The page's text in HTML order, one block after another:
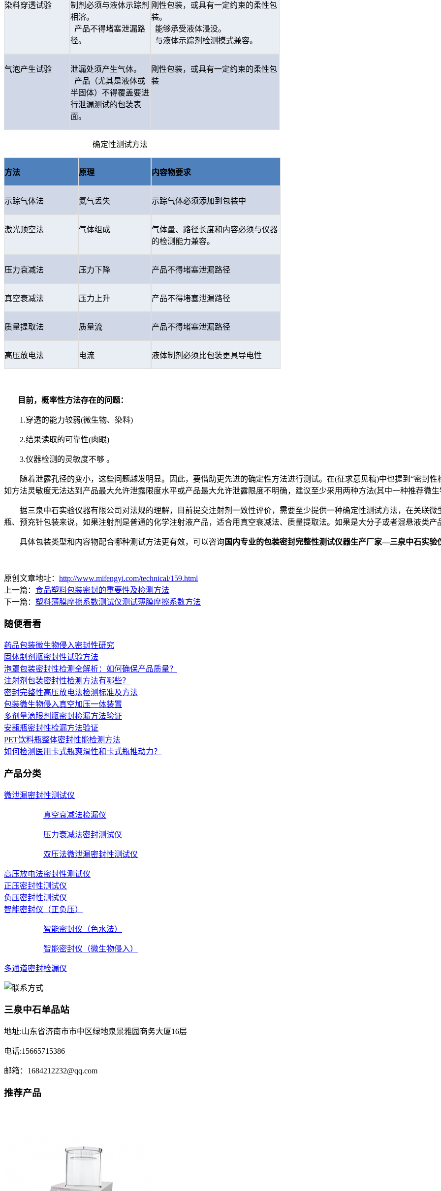
染料穿透试验
制剂必须与液体示踪剂
相溶。
产品不得堵塞泄漏路
径。
刚性包装，或具有一定约束的柔性包
装。
能够承受液体浸没。
与液体示踪剂检测模式兼容。
气泡产生试验
泄漏处须产生气体。
产品（尤其是液体或
半固体）不得覆盖要进
行泄漏测试的包装表
面。
刚性包装，或具有一定约束的柔性包
装
确定性测试方法
方法 原理 内容物要求
示踪气体法 氦气丢失 示踪气体必须添加到包装中
激光顶空法 气体组成
气体量、路径长度和内容必须与仪器
的检测能力兼容。
压力衰减法 压力下降 产品不得堵塞泄漏路径
真空衰减法 压力上升 产品不得堵塞泄漏路径
质量提取法 质量流 产品不得堵塞泄漏路径
高压放电法 电流 液体制剂必须比包装更具导电性
目前，概率性方法存在的问题：
1.穿透的能力较弱(微生物、染料)
2.结果读取的可靠性(肉眼)
3.仪器检测的灵敏度不够 。
随着泄露孔径的变小，这些问题越发明显。因此，要借助更先进的确定性方法进行测试。在(征求意见稿)中也提到“密封性
如方法灵敏度无法达到产品最大允许泄露限度水平或产品最大允许泄露限度不明确，建议至少采用两种方法(其中一种推荐微生
据三泉中石实验仪器有限公司对法规的理解，目前提交注射剂一致性评价，需要至少提供一种确定性测试方法，在关联微
瓶、预充针包装来说，如果注射剂是普通的化学注射液产品，适合用真空衰减法、质量提取法。如果是大分子或者混悬液类产
具体包装类型和内容物配合哪种测试方法更有效，可以咨询 国内专业的包装密封完整性测试仪器生产厂家—三泉中石实验
原创文章地址： http://www.mifengyi.com/technical/159.html
上一篇： 食品塑料包装密封的重要性及检测方法
下一篇： 塑料薄膜摩擦系数测试仪测试薄膜摩擦系数方法
随便看看
药品包装微生物侵入密封性研究
固体制剂瓶密封性试验方法
泡罩包装密封性检测全解析：如何确保产品质量？
注射剂包装密封性检测方法有哪些？
密封完整性高压放电法检测标准及方法
包装微生物侵入真空加压一体装置
多剂量滴眼剂瓶密封检漏方法验证
安瓿瓶密封性检漏方法验证
PET饮料瓶整体密封性能检测方法
如何检测医用卡式瓶爽滑性和卡式瓶推动力？
产品分类
微泄漏密封性测试仪
真空衰减法检漏仪
压力衰减法密封测试仪
双压法微泄漏密封性测试仪
高压放电法密封性测试仪
正压密封性测试仪
负压密封性测试仪
智能密封仪（正负压）
智能密封仪（色水法）
智能密封仪（微生物侵入）
多通道密封检漏仪
三泉中石单品站
地址:山东省济南市市中区绿地泉景雅园商务大厦16层
电话:15665715386
邮箱：1684212232@qq.com
推荐产品